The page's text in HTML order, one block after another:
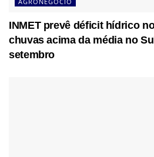
INMET prevê déficit hídrico
chuvas acima da média no
setembro